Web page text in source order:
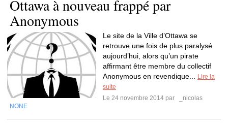
Ottawa à nouveau frappé par
Anonymous
Le site de la Ville d’Ottawa se
retrouve une fois de plus paralysé
aujourd’hui, alors qu’un pirate
affirmant être membre du collectif
Anonymous en revendique...
Lire la
suite
Le 24 novembre 2014 par
_nicolas
NONE